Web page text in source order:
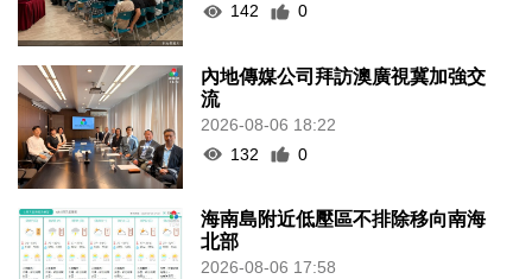
142
0
內地傳媒公司拜訪澳廣視冀加強交
流
2026-08-06 18:22
132
0
海南島附近低壓區不排除移向南海
北部
2026-08-06 17:58